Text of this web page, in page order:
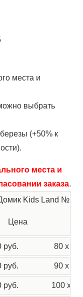
места и
выбрать
(+50% к
места и
заказа.
Kids Land №69
Цена
руб. 80 х
руб. 90 х
руб. 100 х